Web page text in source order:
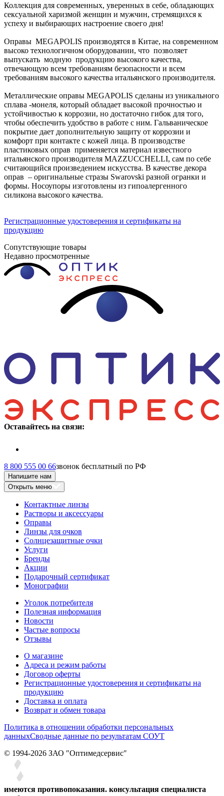
Коллекция для современных, уверенных в себе, обладающих
сексуальной харизмой женщин и мужчин, стремящихся к
успеху и выбирающих настроение своего дня!
Оправы MEGAPOLIS производятся в Китае, на современном
высоко технологичном оборудовании, что позволяет
выпускать модную продукцию высокого качества,
отвечающую всем требованиям безопасности и всем
требованиям высокого качества итальянского производителя.
Металлические оправы MEGAPOLIS сделаны из уникального
сплава -монеля, который обладает высокой прочностью и
устойчивостью к коррозии, но достаточно гибок для того,
чтобы обеспечить удобство в работе с ним. Гальваническое
покрытие дает дополнительную защиту от коррозии и
комфорт при контакте с кожей лица. В производстве
пластиковых оправ применяется материал известного
итальянского производителя MAZZUCCHELLI, сам по себе
считающийся произведением искусства. В качестве декора
оправ – оригинальные стразы Swarovski разной огранки и
формы. Носоупоры изготовлены из гипоалергенного
силикона высокого качества.
Регистрационные удостоверения и сертификаты на
продукцию
Сопутствующие товары
Недавно просмотренные
Оставайтесь на связи:
8 800 555 00 66звонок бесплатный по РФ
Напишите нам
Открыть меню
Контактные линзы
Растворы и аксессуары
Оправы
Линзы для очков
Солнцезащитные очки
Услуги
Бренды
Акции
Подарочный сертификат
Монографии
Уголок потребителя
Полезная информация
Новости
Частые вопросы
Отзывы
О магазине
Адреса и режим работы
Договор оферты
Регистрационные удостоверения и сертификаты на
продукцию
Доставка и оплата
Возврат и обмен товара
Политика в отношении обработки персональных
данныхСводные данные по результатам СОУТ
© 1994-2026 ЗАО ″Оптимедсервис″
имеются противопоказания. консультация специалиста